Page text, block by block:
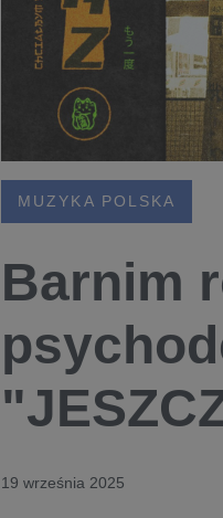
MUZYKA POLSKA
Barnim
19 września 2025